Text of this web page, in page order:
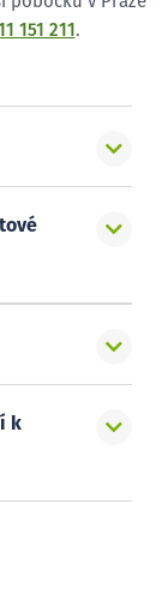
151 211 .
k